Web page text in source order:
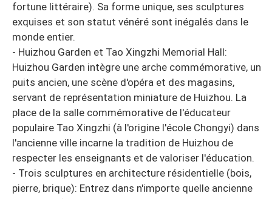
fortune littéraire). Sa forme unique, ses sculptures
exquises et son statut vénéré sont inégalés dans le
monde entier.
- Huizhou Garden et Tao Xingzhi Memorial Hall:
Huizhou Garden intègre une arche commémorative, un
puits ancien, une scène d'opéra et des magasins,
servant de représentation miniature de Huizhou. La
place de la salle commémorative de l'éducateur
populaire Tao Xingzhi (à l'origine l'école Chongyi) dans
l'ancienne ville incarne la tradition de Huizhou de
respecter les enseignants et de valoriser l'éducation.
- Trois sculptures en architecture résidentielle (bois,
pierre, brique): Entrez dans n'importe quelle ancienne